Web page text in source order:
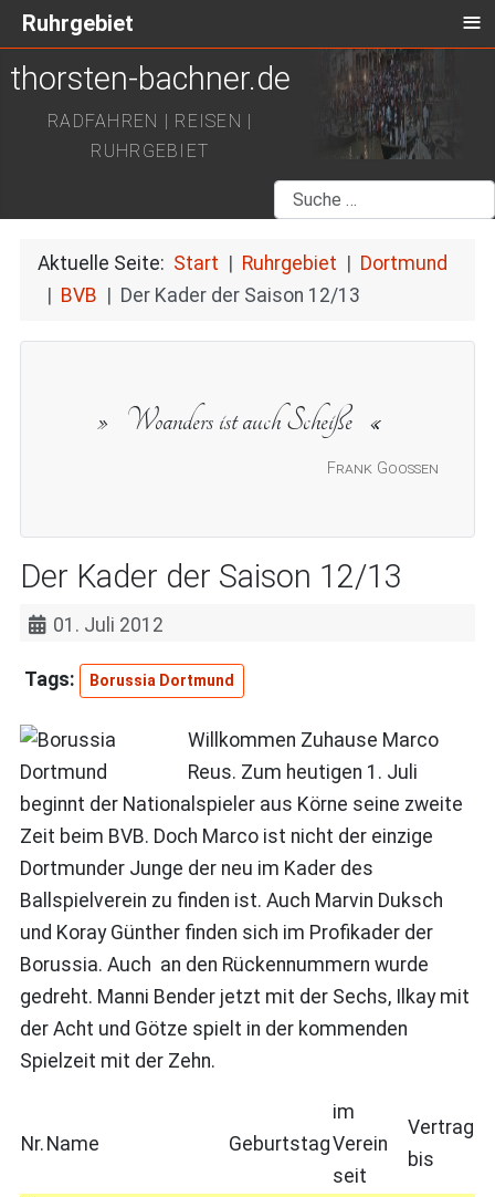
thorsten-bachner.de
RADFAHREN | REISEN |
RUHRGEBIET
Suchen
Aktuelle Seite: Start Ruhrgebiet
Dortmund
BVB
Der Kader der Saison 12/13
Frank Goossen
Woanders ist auch Scheiße
Der Kader der Saison 12/13
01. Juli 2012
Borussia Dortmund
Willkommen Zuhause Marco
Reus. Zum heutigen 1. Juli
beginnt der Nationalspieler aus Körne seine zweite
Zeit beim BVB. Doch Marco ist nicht der einzige
Dortmunder Junge der neu im Kader des
Ballspielverein zu finden ist. Auch Marvin Duksch
und Koray Günther finden sich im Profikader der
Borussia. Auch an den Rückennummern wurde
gedreht. Manni Bender jetzt mit der Sechs, Ilkay mit
der Acht und Götze spielt in der kommenden
Spielzeit mit der Zehn.
Nr. Name Geburtstag
im
Verein
seit
Vertrag
bis
Ruhrgebiet ≡